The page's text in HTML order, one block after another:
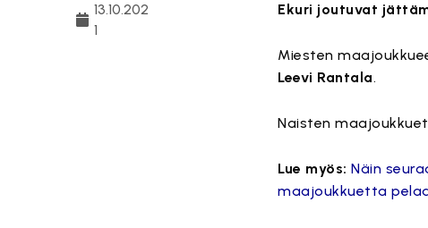
13.10.202
1
Ekuri joutuvat
Miesten
Leevi Rantala.
Naisten
Lue myös: Näin
maajoukkuetta